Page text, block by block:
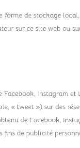
de stockage
sur ce site web ou
Instagram
« tweet ») sur des
de Facebook,
de publicité